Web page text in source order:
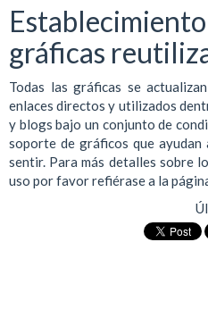
gráficas
Todas las gráficas se
enlaces directos y utilizados
y blogs bajo un conjunto de
soporte de gráficos que
sentir. Para más detalles sobre
uso por favor refiérase a la